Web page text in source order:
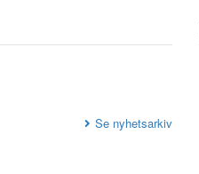
Se nyhetsarkiv